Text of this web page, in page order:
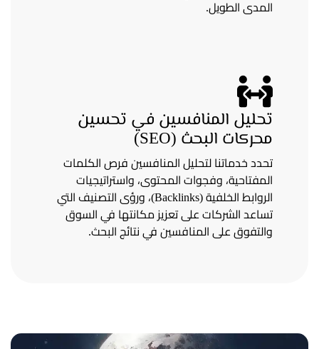
المدى الطويل.
تحليل المنافسين في تحسين
محركات البحث (SEO)
تحدد خدماتنا لتحليل المنافسين فرص الكلمات
المفتاحية، وفجوات المحتوى، واستراتيجيات
الروابط الخلفية (Backlinks)، ورؤى التصنيف التي
تساعد الشركات على تعزيز مكانتها في السوق
والتفوق على المنافسين في نتائج البحث.